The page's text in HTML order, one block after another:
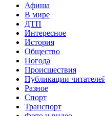
Афиша
В мире
ДТП
Интересное
История
Общество
Погода
Происшествия
Публикации
Разное
Спорт
Транспорт